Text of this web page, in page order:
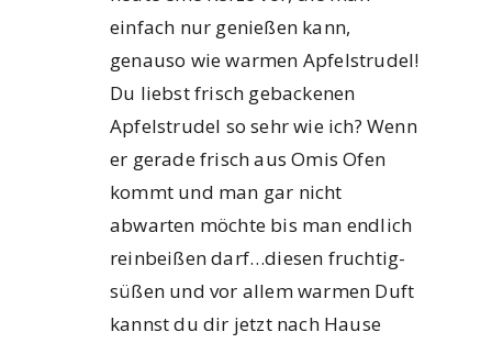
einfach nur genießen kann,
genauso wie warmen Apfelstrudel!
Du liebst frisch gebackenen
Apfelstrudel so sehr wie ich? Wenn
er gerade frisch aus Omis Ofen
kommt und man gar nicht
abwarten möchte bis man endlich
reinbeißen darf…diesen fruchtig-
süßen und vor allem warmen Duft
kannst du dir jetzt nach Hause